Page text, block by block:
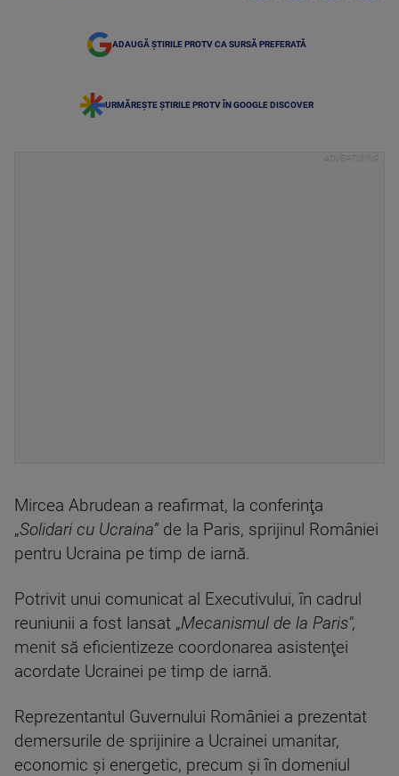
ADAUGĂ ȘTIRILE PROTV CA SURSĂ PREFERATĂ
URMĂREȘTE ȘTIRILE PROTV ÎN GOOGLE DISCOVER
Mircea Abrudean a reafirmat, la conferinţa
„Solidari cu Ucraina” de la Paris, sprijinul României
pentru Ucraina pe timp de iarnă.
Potrivit unui comunicat al Executivului, în cadrul
reuniunii a fost lansat „Mecanismul de la Paris",
menit să eficientizeze coordonarea asistenţei
acordate Ucrainei pe timp de iarnă.
Reprezentantul Guvernului României a prezentat
demersurile de sprijinire a Ucrainei umanitar,
economic şi energetic, precum şi în domeniul